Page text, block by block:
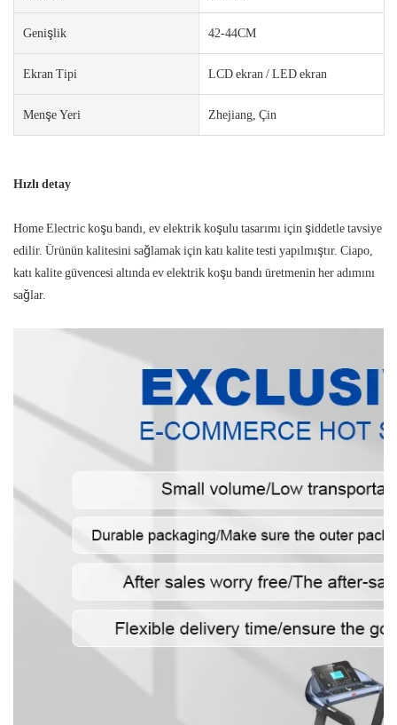
Genişlik 42-44CM
Ekran Tipi LCD ekran / LED ekran
Menşe Yeri Zhejiang, Çin
Hızlı detay
Home Electric koşu bandı, ev elektrik koşulu tasarımı için şiddetle tavsiye
edilir. Ürünün kalitesini sağlamak için katı kalite testi yapılmıştır. Ciapo,
katı kalite güvencesi altında ev elektrik koşu bandı üretmenin her adımını
sağlar.